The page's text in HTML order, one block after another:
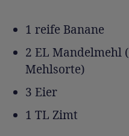
1 reife Banane
2 EL Mandelmehl
Mehlsorte)
3 Eier
1 TL Zimt